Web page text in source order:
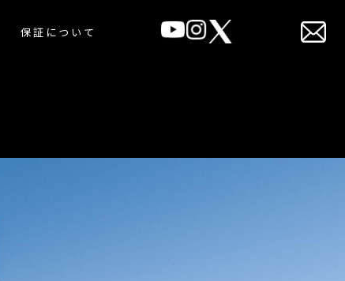
保証について